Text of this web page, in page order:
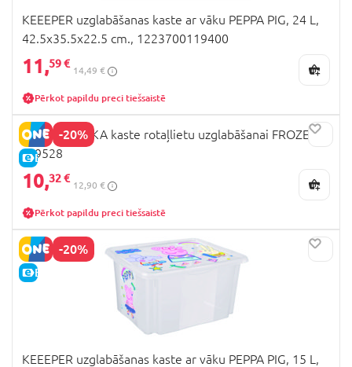
KEEEPER uzglabāšanas kaste ar vāku PEPPA PIG, 24 L,
42.5x35.5x22.5 cm., 1223700119400
11,59 €
14,49 €
Pērkot papildu preci tiešsaistē
-20%
E-CENA
SEVEN POLSKA kaste rotaļlietu uzglabāšanai FROZEN
II, 9528
10,32 €
12,90 €
Pērkot papildu preci tiešsaistē
-20%
E-CENA
KEEEPER uzglabāšanas kaste ar vāku PEPPA PIG, 15 L,